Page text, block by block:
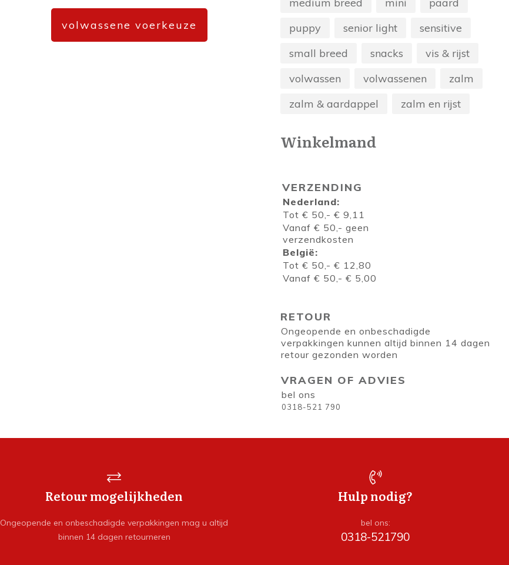
volwassene voerkeuze
puppy
senior light
sensitive
small breed
snacks
vis & rijst
volwassen
volwassenen
zalm
zalm & aardappel
zalm en rijst
Winkelmand
VERZENDING
Nederland:
Tot € 50,- € 9,11
Vanaf € 50,- geen
verzendkosten
België:
Tot € 50,- € 12,80
Vanaf € 50,- € 5,00
RETOUR
Ongeopende en onbeschadigde
verpakkingen kunnen altijd binnen 14 dagen
retour gezonden worden
VRAGEN OF ADVIES
bel ons
0318-521 790
Retour mogelijkheden
Ongeopende en onbeschadigde verpakkingen mag u altijd
binnen 14 dagen retourneren
Hulp nodig?
bel ons:
0318-521790